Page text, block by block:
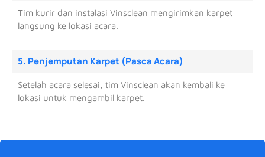
Tim kurir dan instalasi Vinsclean mengirimkan karpet
langsung ke lokasi acara.
5. Penjemputan Karpet (Pasca Acara)
Setelah acara selesai, tim Vinsclean akan kembali ke
lokasi untuk mengambil karpet.